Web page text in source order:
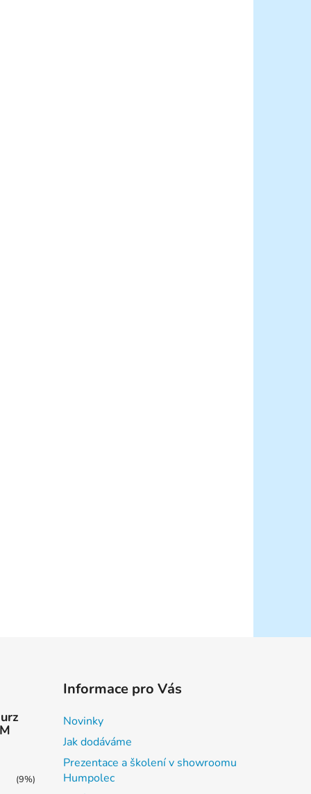
(9%)
Informace pro Vás
Novinky
Jak dodáváme
Prezentace a školení v showroomu
Humpolec